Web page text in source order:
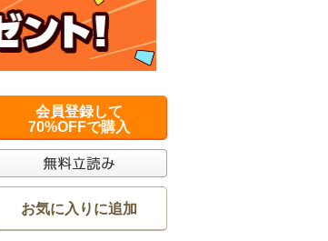
会員登録して
70%OFFで購入
お気に入りに追加